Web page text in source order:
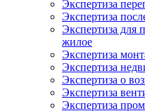
Экспертиза
Экспертиза
Экспертиза для
жилое
Экспертиза
Экспертиза
Экспертиза о
Экспертиза
Экспертиза